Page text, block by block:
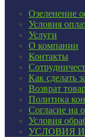
Озеленение
Условия
Услуги
О компании
Контакты
Как сделать
Возврат
Политика
Согласие ​на
Условия
УСЛОВИЯ